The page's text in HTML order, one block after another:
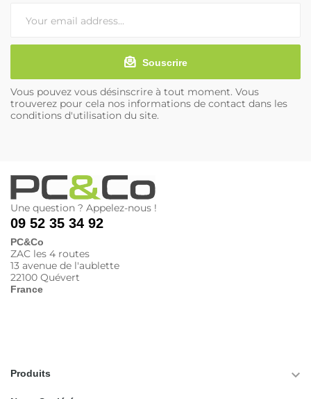
Souscrire
Vous pouvez vous désinscrire à tout moment. Vous
trouverez pour cela nos informations de contact dans les
conditions d'utilisation du site.
Une question ? Appelez-nous !
09 52 35 34 92
PC&Co
ZAC les 4 routes
13 avenue de l'aublette
22100 Quévert
France
Produits 